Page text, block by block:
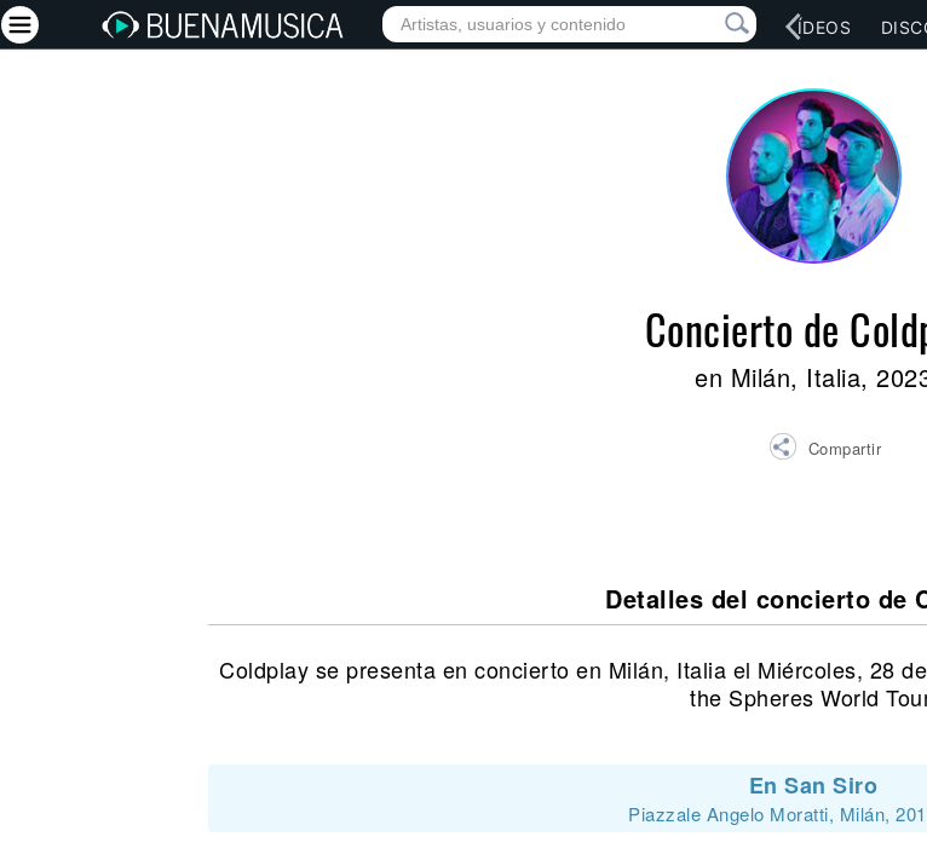
INICIO ARTISTAS RED SOCIAL MÚSICA VÍDEOS
Concierto de
en Milán, Italia,
Compartir
Detalles del concierto de
Coldplay se presenta en concierto en Milán, Italia el Miércoles, 28
the Spheres World
En San Siro
Piazzale Angelo Moratti, Milán,